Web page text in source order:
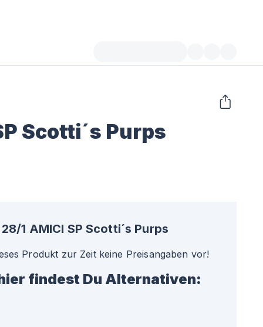
Scotti´s Purps
28/1 AMICI SP Scotti´s Purps
Produkt zur Zeit keine Preisangaben vor!
findest Du Alternativen: